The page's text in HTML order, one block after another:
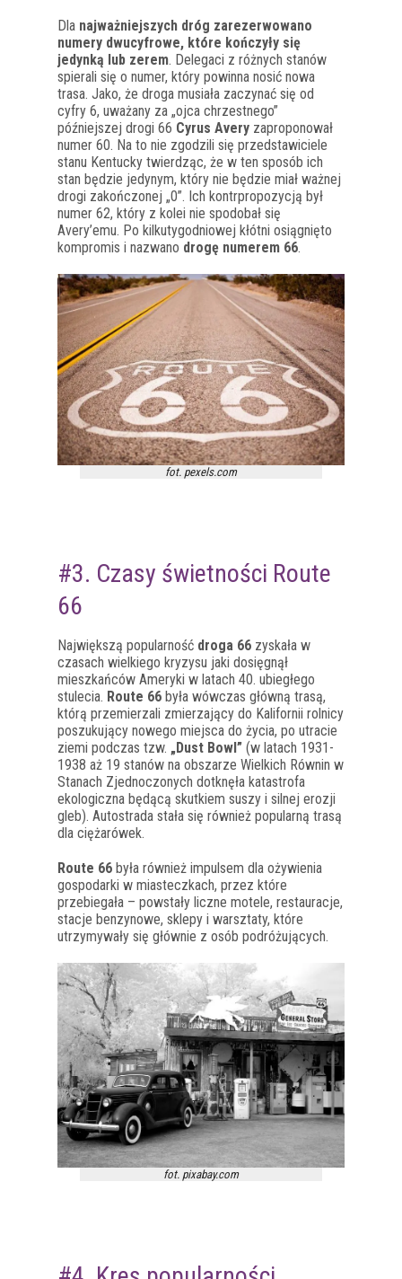
Dla najważniejszych dróg zarezerwowano
numery dwucyfrowe, które kończyły się
jedynką lub zerem. Delegaci z różnych stanów
spierali się o numer, który powinna nosić nowa
trasa. Jako, że droga musiała zaczynać się od
cyfry 6, uważany za „ojca chrzestnego”
późniejszej drogi 66 Cyrus Avery zaproponował
numer 60. Na to nie zgodzili się przedstawiciele
stanu Kentucky twierdząc, że w ten sposób ich
stan będzie jedynym, który nie będzie miał ważnej
drogi zakończonej „0”. Ich kontrpropozycją był
numer 62, który z kolei nie spodobał się
Avery’emu. Po kilkutygodniowej kłótni osiągnięto
kompromis i nazwano drogę numerem 66.
fot. pexels.com
#3. Czasy świetności Route
66
Największą popularność droga 66 zyskała w
czasach wielkiego kryzysu jaki dosięgnął
mieszkańców Ameryki w latach 40. ubiegłego
stulecia. Route 66 była wówczas główną trasą,
którą przemierzali zmierzający do Kalifornii rolnicy
poszukujący nowego miejsca do życia, po utracie
ziemi podczas tzw. „Dust Bowl” (w latach 1931-
1938 aż 19 stanów na obszarze Wielkich Równin w
Stanach Zjednoczonych dotknęła katastrofa
ekologiczna będącą skutkiem suszy i silnej erozji
gleb). Autostrada stała się również popularną trasą
dla ciężarówek.
Route 66 była również impulsem dla ożywienia
gospodarki w miasteczkach, przez które
przebiegała – powstały liczne motele, restauracje,
stacje benzynowe, sklepy i warsztaty, które
utrzymywały się głównie z osób podróżujących.
fot. pixabay.com